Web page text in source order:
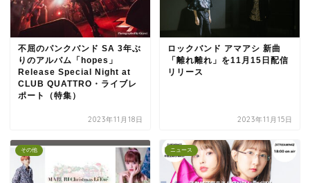
不屈のパンクバンド SA 3年ぶ
りのアルバム「hopes」
Release Special Night at
CLUB QUATTRO・ライブレ
ポート（特集）
2023年11月18日
ロックバンド アマアシ 新曲
「離れ離れ」を11月15日配信
リリース
2023年11月15日
その他 ニュース